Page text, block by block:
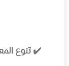
✔️ تنوع